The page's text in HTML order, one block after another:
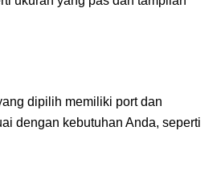
dipilih memiliki port dan
dengan kebutuhan Anda, seperti